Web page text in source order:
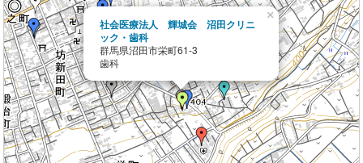
社会医療法人 輝城会 沼田クリニ
ック・歯科
群馬県沼田市栄町61-3
歯科
×